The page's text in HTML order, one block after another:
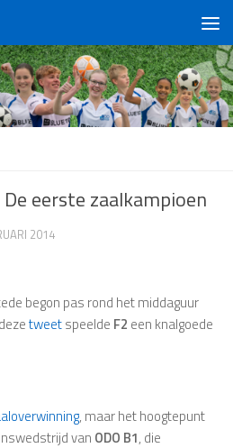
eerste zaalkampioen
2014
begon pas rond het middaguur
tweetspeelde F2 een knalgoede
, maar het hoogtepunt
van ODO B1, die